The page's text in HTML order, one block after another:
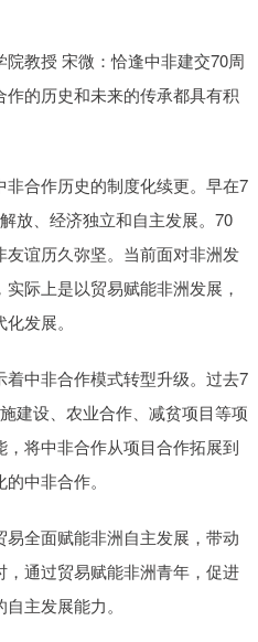
教授 宋微：恰逢中非建交70周
的历史和未来的传承都具有积
合作历史的制度化续更。早在7
放、经济独立和自主发展。70
谊历久弥坚。当前面对非洲发
际上是以贸易赋能非洲发展，
发展。
中非合作模式转型升级。过去7
建设、农业合作、减贫项目等项
将中非合作从项目合作拓展到
中非合作。
全面赋能非洲自主发展，带动
通过贸易赋能非洲青年，促进
主发展能力。